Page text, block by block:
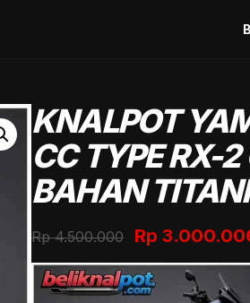
KNALPOT
CC TYPE RX-
BAHAN
Rp4.500.000
Original
price
was:
Rp